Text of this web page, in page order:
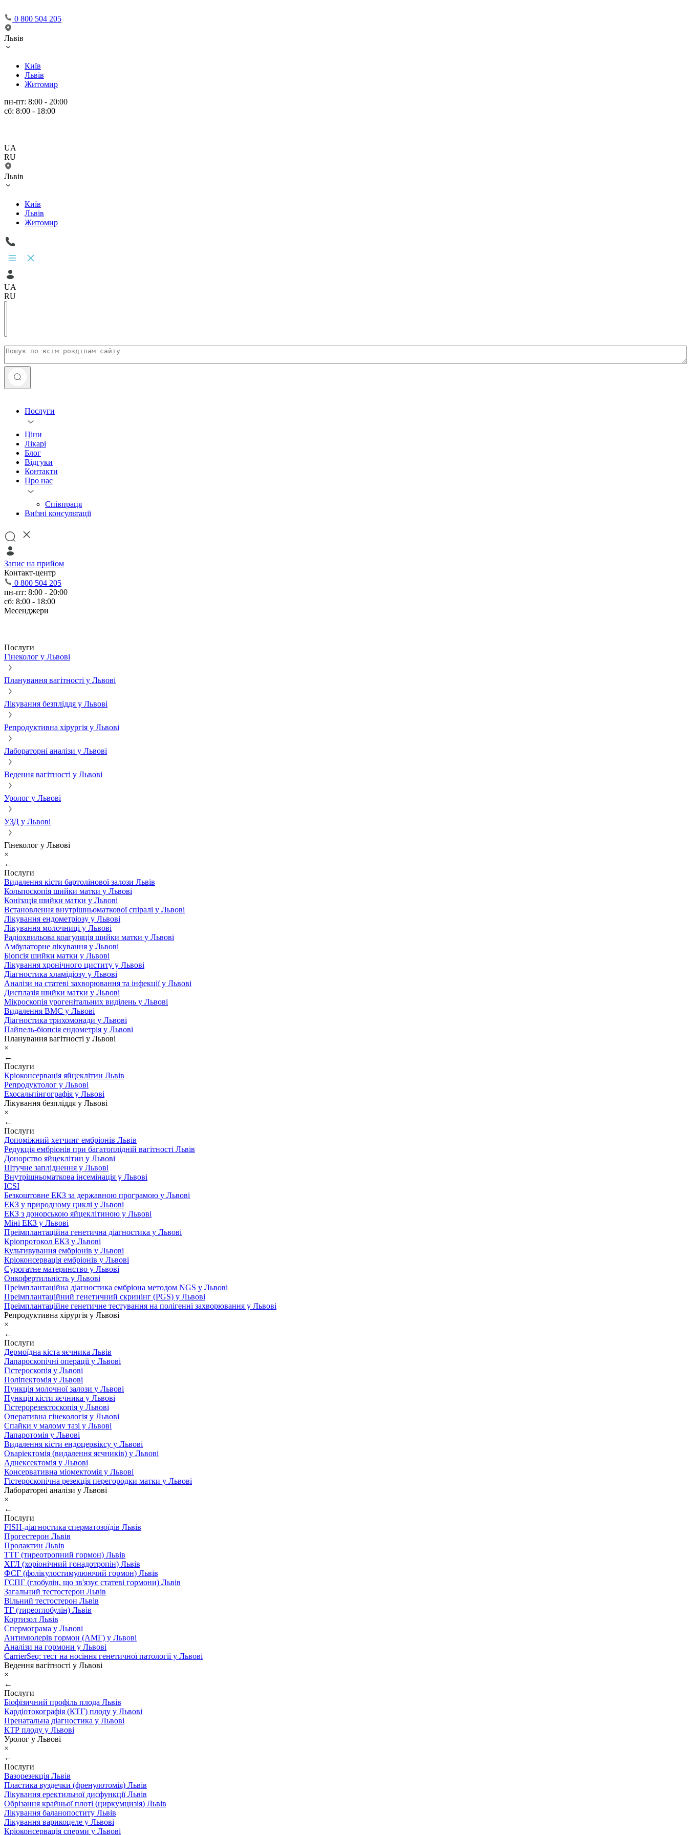
0 800 504 205
Львів
Київ
Львів
Житомир
пн-пт: 8:00 - 20:00
сб: 8:00 - 18:00
UA
RU
Львів
Київ
Львів
Житомир
UA
RU
Послуги
Ціни
Лікарі
Блог
Відгуки
Контакти
Про нас
Співпраця
Виїзні консультації
Запис на прийом
Контакт-центр
0 800 504 205
пн-пт: 8:00 - 20:00
сб: 8:00 - 18:00
Месенджери
Послуги
Гінеколог у Львові
Планування вагітності у Львові
Лікування безпліддя у Львові
Репродуктивна хірургія у Львові
Лабораторні аналізи у Львові
Ведення вагітності у Львові
Уролог у Львові
УЗД у Львові
Гінеколог у Львові
×
←
Послуги
Видалення кісти бартолінової залози Львів
Кольпоскопія шийки матки у Львові
Конізація шийки матки у Львові
Встановлення внутрішньоматкової спіралі у Львові
Лікування ендометріозу у Львові
Лікування молочниці у Львові
Радіохвильова коагуляція шийки матки у Львові
Амбулаторне лікування у Львові
Біопсія шийки матки у Львові
Лікування хронічного циститу у Львові
Діагностика хламідіозу у Львові
Аналізи на статеві захворювання та інфекції у Львові
Дисплазія шийки матки у Львові
Мікроскопія урогенітальних виділень у Львові
Видалення ВМС у Львові
Діагностика трихомонади у Львові
Пайпель-біопсія ендометрія у Львові
Планування вагітності у Львові
×
←
Послуги
Кріоконсервація яйцеклітин Львів
Репродуктолог у Львові
Ехосальпінгографія у Львові
Лікування безпліддя у Львові
×
←
Послуги
Допоміжний хетчинг ембріонів Львів
Редукція ембріонів при багатоплідній вагітності Львів
Донорство яйцеклітин у Львові
Штучне запліднення у Львові
Внутрішньоматкова інсемінація у Львові
ICSI
Безкоштовне ЕКЗ за державною програмою у Львові
ЕКЗ у природному циклі у Львові
ЕКЗ з донорською яйцеклітиною у Львові
Міні ЕКЗ у Львові
Преімплантаційна генетична діагностика у Львові
Кріопротокол ЕКЗ у Львові
Культивування ембріонів у Львові
Кріоконсервація ембріонів у Львові
Сурогатне материнство у Львові
Онкофертильність у Львові
Преімплантаційна діагностика ембріона методом NGS у Львові
Преімплантаційний генетичний скринінг (PGS) у Львові
Преімплантаційне генетичне тестування на полігенні захворювання у Львові
Репродуктивна хірургія у Львові
×
←
Послуги
Дермоїдна кіста яєчника Львів
Лапароскопічні операції у Львові
Гістероскопія у Львові
Поліпектомія у Львові
Пункція молочної залози у Львові
Пункція кісти яєчника у Львові
Гістерорезектоскопія у Львові
Оперативна гінекологія у Львові
Спайки у малому тазі у Львові
Лапаротомія у Львові
Видалення кісти ендоцервіксу у Львові
Оваріектомія (видалення яєчників) у Львові
Аднексектомія у Львові
Консервативна міомектомія у Львові
Гістероскопічна резекція перегородки матки у Львові
Лабораторні аналізи у Львові
×
←
Послуги
FISH-діагностика сперматозоїдів Львів
Прогестерон Львів
Пролактин Львів
ТТГ (тиреотропний гормон) Львів
ХГЛ (хоріонічний гонадотропін) Львів
ФСГ (фолікулостимулюючий гормон) Львів
ГСПГ (глобулін, що зв'язує статеві гормони) Львів
Загальний тестостерон Львів
Вільний тестостерон Львів
ТГ (тиреоглобулін) Львів
Кортизол Львів
Спермограма у Львові
Антимюлерів гормон (АМГ) у Львові
Аналізи на гормони у Львові
CarrierSeq: тест на носіння генетичної патології у Львові
Ведення вагітності у Львові
×
←
Послуги
Біофізичний профіль плода Львів
Кардіотокографія (КТГ) плоду у Львові
Пренатальна діагностика у Львові
КТР плоду у Львові
Уролог у Львові
×
←
Послуги
Вазорезекція Львів
Пластика вуздечки (френулотомія) Львів
Лікування еректильної дисфункції Львів
Обрізання крайньої плоті (циркумцизія) Львів
Лікування баланопоститу Львів
Лікування варикоцеле у Львові
Кріоконсервація сперми у Львові